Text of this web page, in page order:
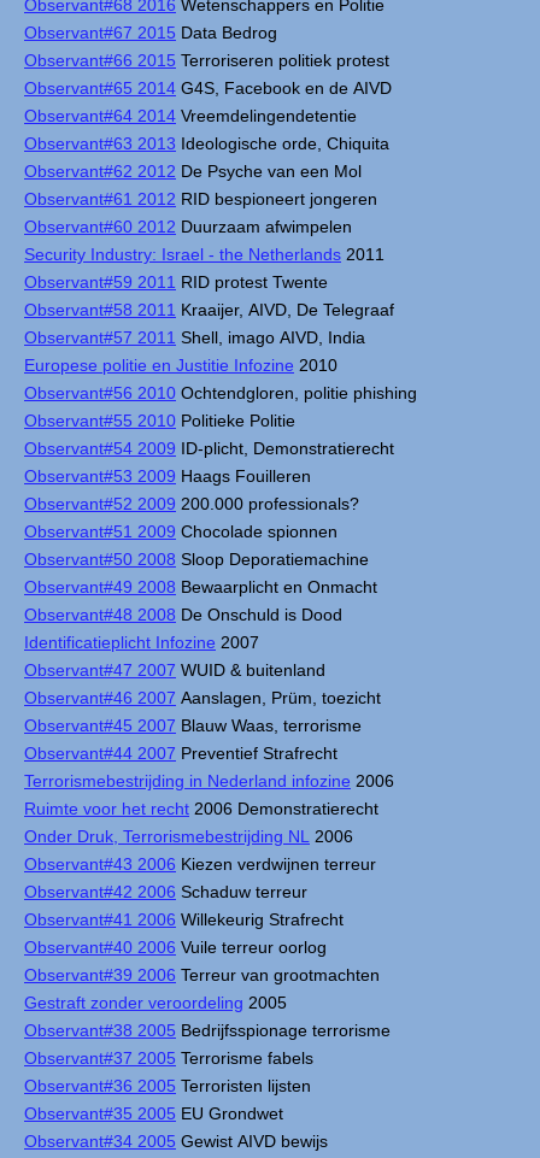
Observant#68 2016 Wetenschappers en Politie
Observant#67 2015 Data Bedrog
Observant#66 2015 Terroriseren politiek protest
Observant#65 2014 G4S, Facebook en de AIVD
Observant#64 2014 Vreemdelingendetentie
Observant#63 2013 Ideologische orde, Chiquita
Observant#62 2012 De Psyche van een Mol
Observant#61 2012 RID bespioneert jongeren
Observant#60 2012 Duurzaam afwimpelen
Security Industry: Israel - the Netherlands 2011
Observant#59 2011 RID protest Twente
Observant#58 2011 Kraaijer, AIVD, De Telegraaf
Observant#57 2011 Shell, imago AIVD, India
Europese politie en Justitie Infozine 2010
Observant#56 2010 Ochtendgloren, politie phishing
Observant#55 2010 Politieke Politie
Observant#54 2009 ID-plicht, Demonstratierecht
Observant#53 2009 Haags Fouilleren
Observant#52 2009 200.000 professionals?
Observant#51 2009 Chocolade spionnen
Observant#50 2008 Sloop Deporatiemachine
Observant#49 2008 Bewaarplicht en Onmacht
Observant#48 2008 De Onschuld is Dood
Identificatieplicht Infozine 2007
Observant#47 2007 WUID & buitenland
Observant#46 2007 Aanslagen, Prüm, toezicht
Observant#45 2007 Blauw Waas, terrorisme
Observant#44 2007 Preventief Strafrecht
Terrorismebestrijding in Nederland infozine 2006
Ruimte voor het recht 2006 Demonstratierecht
Onder Druk, Terrorismebestrijding NL
2006
Observant#43 2006 Kiezen verdwijnen terreur
Observant#42 2006 Schaduw terreur
Observant#41 2006 Willekeurig Strafrecht
Observant#40 2006 Vuile terreur oorlog
Observant#39 2006 Terreur van grootmachten
Gestraft zonder veroordeling 2005
Observant#38 2005 Bedrijfsspionage terrorisme
Observant#37 2005 Terrorisme fabels
Observant#36 2005 Terroristen lijsten
Observant#35 2005 EU Grondwet
Observant#34 2005 Gewist AIVD bewijs